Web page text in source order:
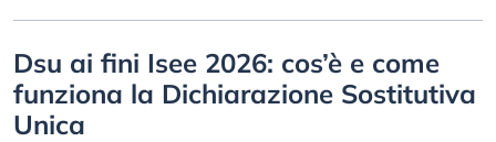
Dsu ai fini Isee 2026: cos’è e come
funziona la Dichiarazione Sostitutiva
Unica